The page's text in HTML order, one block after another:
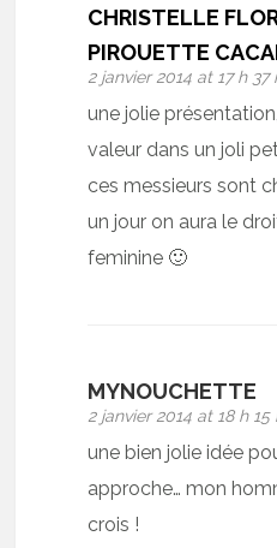
CHRISTELLE
PIROUETTE
2 janvier 2014 at 17 h 37
une jolie
valeur dans un joli
ces messieurs sont
un jour on aura le
feminine 🙂
MYNOUCHETTE
2 janvier 2014 at 18 h 15
une bien jolie idée
approche… mon
crois !